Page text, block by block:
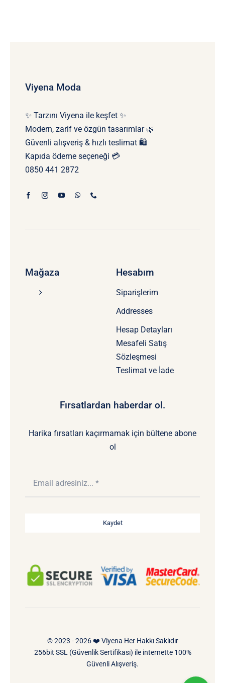
Viyena Moda
✨ Tarzını Viyena ile keşfet ✨
Modern, zarif ve özgün tasarımlar 🌿
Güvenli alışveriş & hızlı teslimat 🛍️
Kapıda ödeme seçeneği 💳
0850 441 2872
Mağaza Hesabım
Siparişlerim
Addresses
Hesap Detayları
Mesafeli Satış
Sözleşmesi
Teslimat ve İade
Fırsatlardan haberdar ol.
Harika fırsatları kaçırmamak için bültene abone
ol
Kaydet
© 2023 - 2026 ❤️ Viyena Her Hakkı Saklıdır
256bit SSL (Güvenlik Sertifikası) ile internette 100%
Güvenli Alışveriş.